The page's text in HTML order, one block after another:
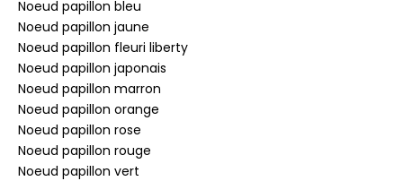
Noeud papillon bleu
Noeud papillon jaune
Noeud papillon fleuri liberty
Noeud papillon japonais
Noeud papillon marron
Noeud papillon orange
Noeud papillon rose
Noeud papillon rouge
Noeud papillon vert